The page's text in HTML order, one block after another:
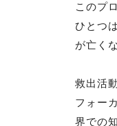
このプ
ひとつ
が亡く
救出活
フォー
界での